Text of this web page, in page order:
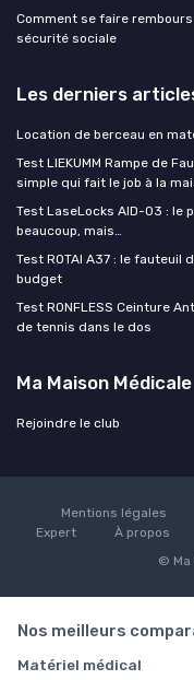
Comment se faire
sécurité sociale
Les derniers
Location de berceau en
Test LIEKUMM Rampe de
simple qui fait le job à la
Test LaseLocks AID-03 : le
beaucoup, mais…
Test ROTAI A37 : le
budget
Test RONFLESS Ceinture
de tennis dans le dos
Ma Maison Médicale
Rejoindre le club
Mentions légales
Expert
À propos
© Ma
Nos meilleurs
Matériel médical